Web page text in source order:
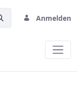
Anmelden